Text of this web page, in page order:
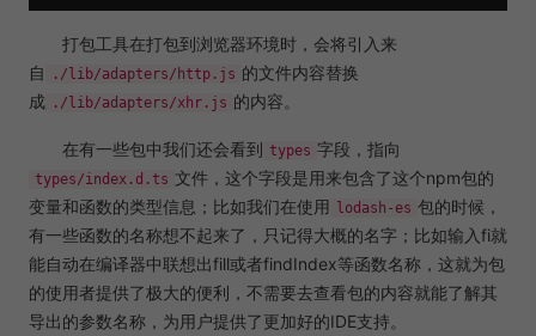
打包工具在打包到浏览器环境时，会将引入来
自
./lib/adapters/http.js 的文件内容替换
成
./lib/adapters/xhr.js 的内容。
在有一些包中我们还会看到 types 字段，指向
types/index.d.ts 文件，这个字段是用来包含了这个npm包的
变量和函数的类型信息；比如我们在使用 lodash-es 包的时候，
有一些函数的名称想不起来了，只记得大概的名字；比如输入fi就
能自动在编译器中联想出fill或者findIndex等函数名称，这就为包
的使用者提供了极大的便利，不需要去查看包的内容就能了解其
导出的参数名称，为用户提供了更加好的IDE支持。